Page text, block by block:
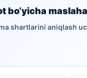
bo‘yicha
shartlarini aniqlash